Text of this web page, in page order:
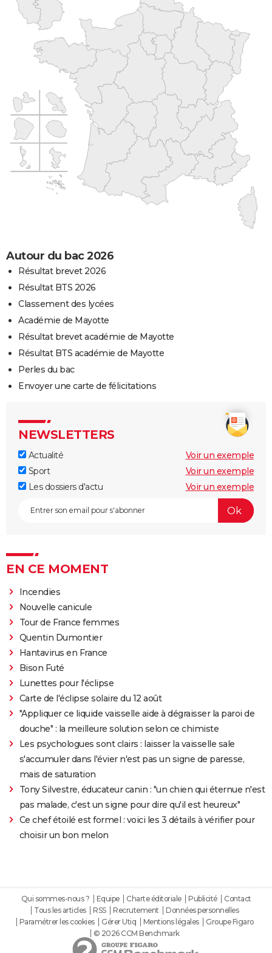
Autour du bac 2026
Résultat brevet 2026
Résultat BTS 2026
Classement des lycées
Académie de Mayotte
Résultat brevet académie de Mayotte
Résultat BTS académie de Mayotte
Perles du bac
Envoyer une carte de félicitations
NEWSLETTERS
Actualité
Voir un exemple
Sport
Voir un exemple
Les dossiers d'actu
Voir un exemple
EN CE MOMENT
Incendies
Nouvelle canicule
Tour de France femmes
Quentin Dumontier
Hantavirus en France
Bison Futé
Lunettes pour l'éclipse
Carte de l'éclipse solaire du 12 août
"Appliquer ce liquide vaisselle aide à dégraisser la paroi de
douche" : la meilleure solution selon ce chimiste
Les psychologues sont clairs : laisser la vaisselle sale
s'accumuler dans l'évier n'est pas un signe de paresse,
mais de saturation
Tony Silvestre, éducateur canin : "un chien qui éternue n'est
pas malade, c'est un signe pour dire qu'il est heureux"
Ce chef étoilé est formel : voici les 3 détails à vérifier pour
choisir un bon melon
Qui sommes-nous ? Equipe Charte éditoriale Publicité
Contact
Tous les articles
RSS Recrutement
Données personnelles
Paramétrer les cookies
Gérer Utiq Mentions légales
Groupe Figaro
© 2026 CCM Benchmark